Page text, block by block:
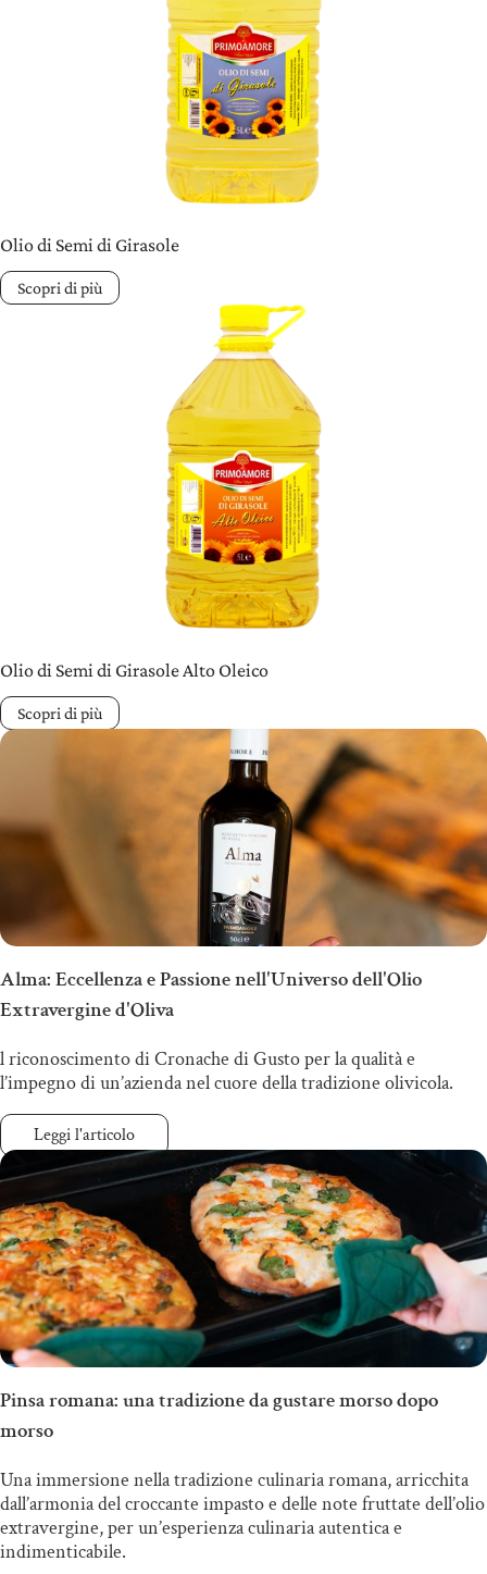
Olio di Semi di Girasole
Scopri di più
Olio di Semi di Girasole Alto Oleico
Scopri di più
Alma: Eccellenza e Passione nell'Universo dell'Olio
Extravergine d'Oliva
l riconoscimento di Cronache di Gusto per la qualità e
l’impegno di un’azienda nel cuore della tradizione olivicola.
Leggi l'articolo
Pinsa romana: una tradizione da gustare morso dopo
morso
Una immersione nella tradizione culinaria romana, arricchita
dall’armonia del croccante impasto e delle note fruttate dell’olio
extravergine, per un’esperienza culinaria autentica e
indimenticabile.